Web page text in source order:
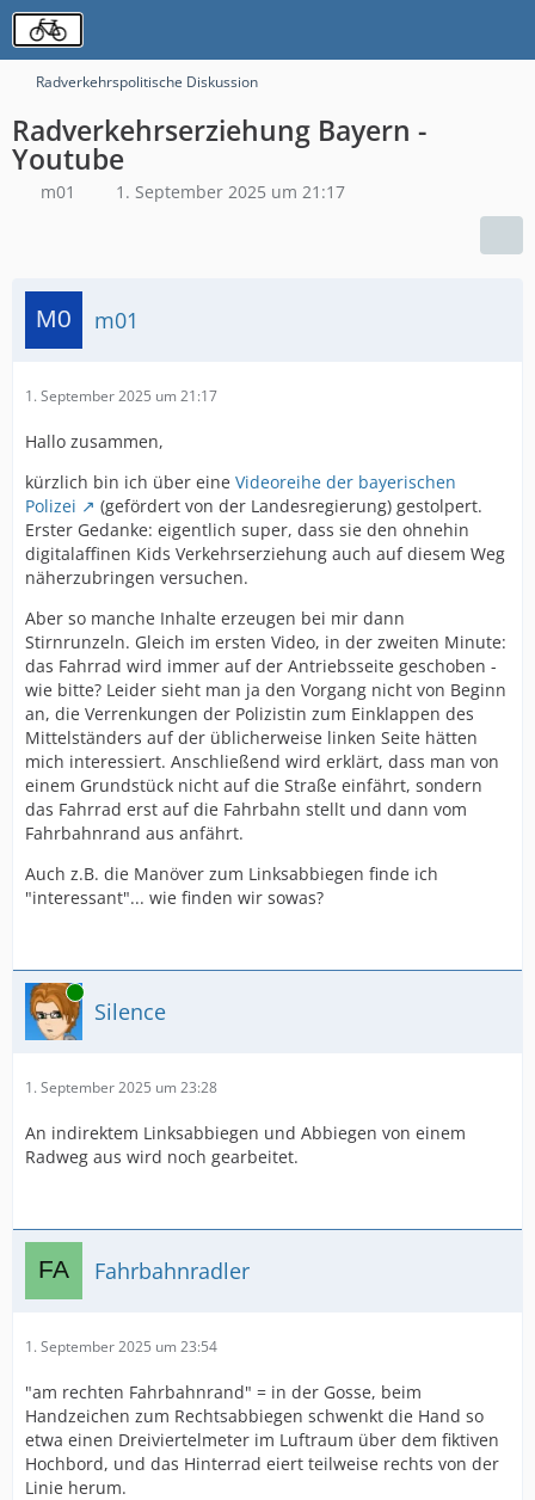
Radverkehrspolitische Diskussion
Radverkehrserziehung Bayern -
Youtube
m01 1. September 2025 um 21:17
m01
1. September 2025 um 21:17
Hallo zusammen,
kürzlich bin ich über eine Videoreihe der bayerischen
Polizei
(gefördert von der Landesregierung) gestolpert.
Erster Gedanke: eigentlich super, dass sie den ohnehin
digitalaffinen Kids Verkehrserziehung auch auf diesem Weg
näherzubringen versuchen.
Aber so manche Inhalte erzeugen bei mir dann
Stirnrunzeln. Gleich im ersten Video, in der zweiten Minute:
das Fahrrad wird immer auf der Antriebsseite geschoben -
wie bitte? Leider sieht man ja den Vorgang nicht von Beginn
an, die Verrenkungen der Polizistin zum Einklappen des
Mittelständers auf der üblicherweise linken Seite hätten
mich interessiert. Anschließend wird erklärt, dass man von
einem Grundstück nicht auf die Straße einfährt, sondern
das Fahrrad erst auf die Fahrbahn stellt und dann vom
Fahrbahnrand aus anfährt.
Auch z.B. die Manöver zum Linksabbiegen finde ich
"interessant"... wie finden wir sowas?
Online
Silence
1. September 2025 um 23:28
An indirektem Linksabbiegen und Abbiegen von einem
Radweg aus wird noch gearbeitet.
Fahrbahnradler
1. September 2025 um 23:54
"am rechten Fahrbahnrand" = in der Gosse, beim
Handzeichen zum Rechtsabbiegen schwenkt die Hand so
etwa einen Dreiviertelmeter im Luftraum über dem fiktiven
Hochbord, und das Hinterrad eiert teilweise rechts von der
Linie herum.